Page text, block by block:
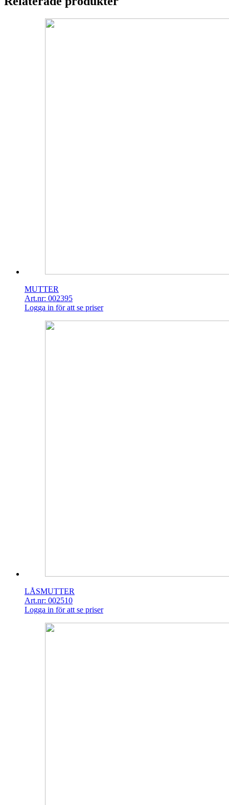
MUTTER
Art.nr: 002395
Logga in för att se priser
LÅSMUTTER
Art.nr: 002510
Logga in för att se priser